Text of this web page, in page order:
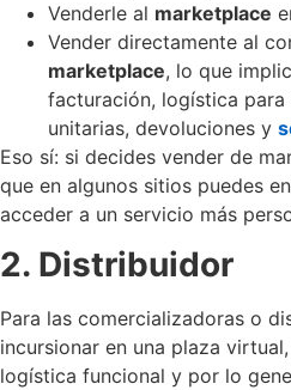
Venderle al marketplace
Vender directamente al
marketplace, lo que
facturación, logística para
unitarias, devoluciones y
Eso sí: si decides vender de
que en algunos sitios puedes
acceder a un servicio más
2. Distribuidor
Para las comercializadoras o
incursionar en una plaza
logística funcional y por lo